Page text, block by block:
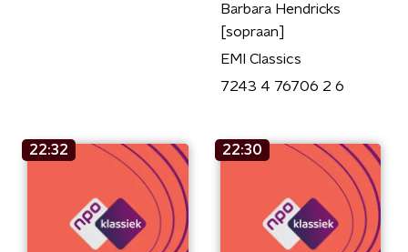
Barbara Hendricks
[sopraan]
EMI Classics
7243 4 76706 2 6
22:32 22:30